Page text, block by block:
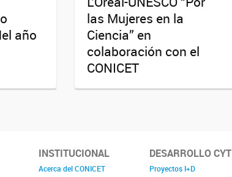
año
las Mujeres en la
Ciencia” en
colaboración con el
CONICET
INSTITUCIONAL
Acerca del CONICET
DESARROLLO CYT
Proyectos I+D